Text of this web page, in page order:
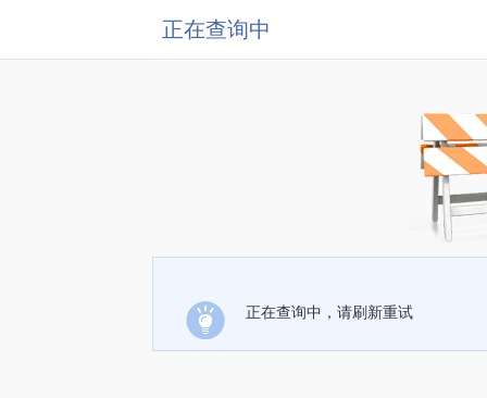
正在查询中
正在查询中，请刷新重试